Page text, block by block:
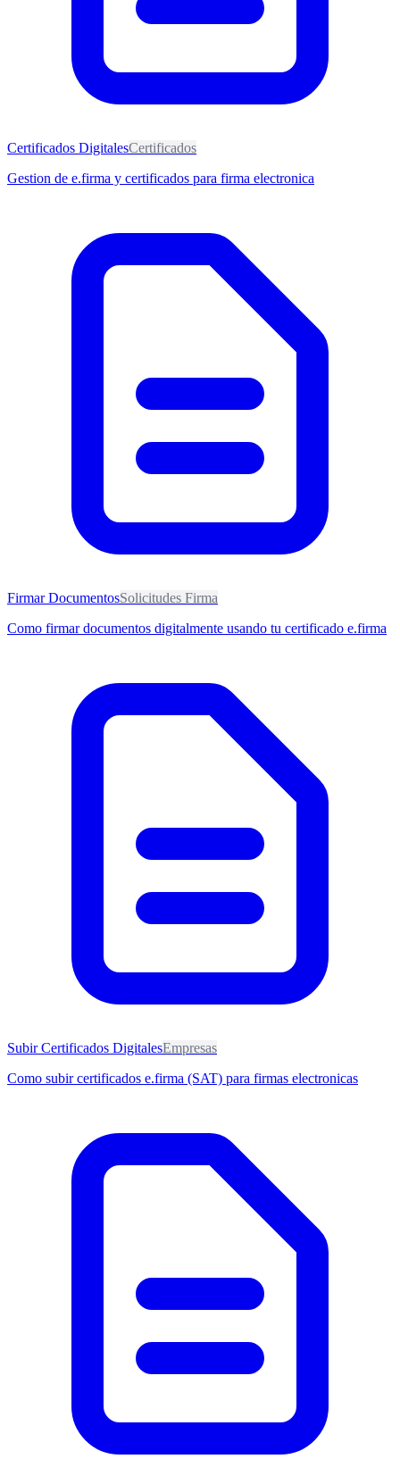
Certificados DigitalesCertificados
Gestion de e.firma y certificados para firma electronica
Firmar DocumentosSolicitudes Firma
Como firmar documentos digitalmente usando tu certificado e.firma
Subir Certificados DigitalesEmpresas
Como subir certificados e.firma (SAT) para firmas electronicas